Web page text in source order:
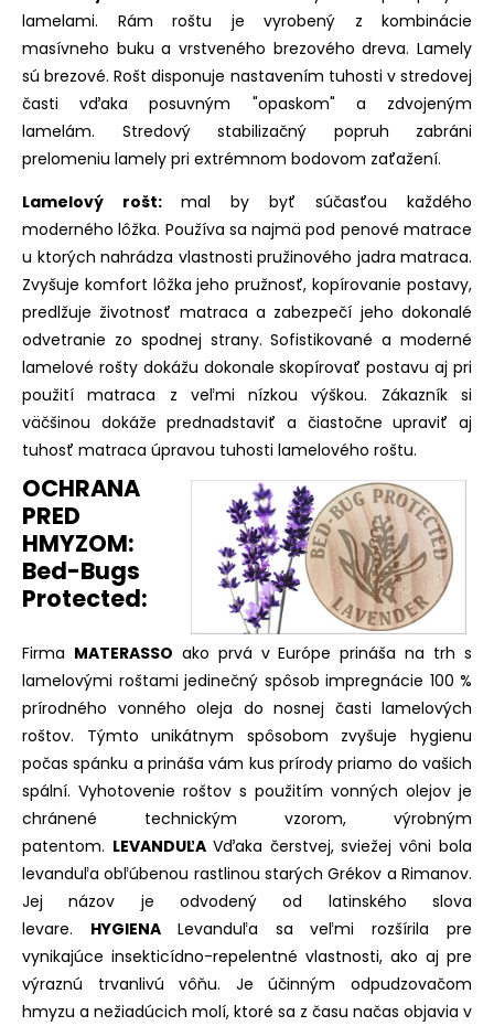
lamelami. Rám roštu je vyrobený z kombinácie
masívneho buku a vrstveného brezového dreva. Lamely
sú brezové. Rošt disponuje nastavením tuhosti v stredovej
časti vďaka posuvným "opaskom" a zdvojeným
lamelám. Stredový stabilizačný popruh zabráni
prelomeniu lamely pri extrémnom bodovom zaťažení.
Lamelový rošt: mal by byť súčasťou každého
moderného lôžka. Používa sa najmä pod penové matrace
u ktorých nahrádza vlastnosti pružinového jadra matraca.
Zvyšuje komfort lôžka jeho pružnosť, kopírovanie postavy,
predlžuje životnosť matraca a zabezpečí jeho dokonalé
odvetranie zo spodnej strany. Sofistikované a moderné
lamelové rošty dokážu dokonale skopírovať postavu aj pri
použití matraca z veľmi nízkou výškou. Zákazník si
väčšinou dokáže prednadstaviť a čiastočne upraviť aj
tuhosť matraca úpravou tuhosti lamelového roštu.
OCHRANA
PRED
HMYZOM:
Bed-Bugs
Protected:
Firma MATERASSO ako prvá v Európe prináša na trh s
lamelovými roštami jedinečný spôsob impregnácie 100 %
prírodného vonného oleja do nosnej časti lamelových
roštov. Týmto unikátnym spôsobom zvyšuje hygienu
počas spánku a prináša vám kus prírody priamo do vašich
spální. Vyhotovenie roštov s použitím vonných olejov je
chránené technickým vzorom, výrobným
patentom. LEVANDUĽA Vďaka čerstvej, sviežej vôni bola
levanduľa obľúbenou rastlinou starých Grékov a Rimanov.
Jej názov je odvodený od latinského slova
levare. HYGIENA Levanduľa sa veľmi rozšírila pre
vynikajúce insekticídno-repelentné vlastnosti, ako aj pre
výraznú trvanlivú vôňu. Je účinným odpudzovačom
hmyzu a nežiadúcich molí, ktoré sa z času načas objavia v